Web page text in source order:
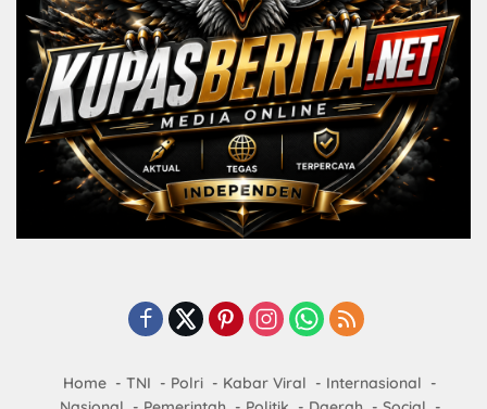
Home TNI Polri Kabar Viral
Internasional